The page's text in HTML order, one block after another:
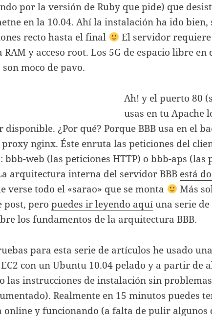
por la versión de Ruby que pide) que
en la 10.04. Ahí la instalación ha ido bien,
recto hasta el final
El servidor requiere
y acceso root. Los 5G de espacio libre en
moco de pavo.
Ah! y el puerto 80
usas en tu Apache
disponible. ¿Por qué? Porque BBB usa en el
nginx. Éste enruta las peticiones del
bbb-web (las peticiones HTTP) o bbb-aps (las
arquitectura interna del servidor BBB está
verse todo el «sarao» que se monta
Más
post, peropuedes ir leyendo aquíuna serie
los fundamentos de la arquitectura BBB.
para esta serie de artículos he usado
con un Ubuntu 10.04 pelado y a partir de
las instrucciones de instalación sin
Realmente en 15 minutos puedes
online y funcionando (a falta de pulir algunos